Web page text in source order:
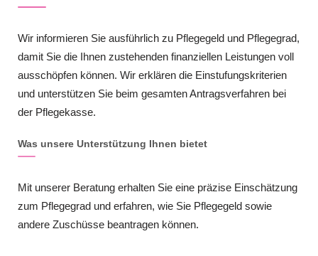
Wir informieren Sie ausführlich zu Pflegegeld und Pflegegrad,
damit Sie die Ihnen zustehenden finanziellen Leistungen voll
ausschöpfen können. Wir erklären die Einstufungskriterien
und unterstützen Sie beim gesamten Antragsverfahren bei
der Pflegekasse.
Was unsere Unterstützung Ihnen bietet
Mit unserer Beratung erhalten Sie eine präzise Einschätzung
zum Pflegegrad und erfahren, wie Sie Pflegegeld sowie
andere Zuschüsse beantragen können.